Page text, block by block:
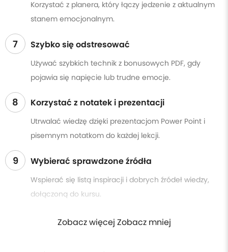
Korzystać z planera, który łączy jedzenie z aktualnym
stanem emocjonalnym.
7 Szybko się odstresować
Używać szybkich technik z bonusowych PDF, gdy
pojawia się napięcie lub trudne emocje.
8 Korzystać z notatek i prezentacji
Utrwalać wiedzę dzięki prezentacjom Power Point i
pisemnym notatkom do każdej lekcji.
9 Wybierać sprawdzone źródła
Wspierać się listą inspiracji i dobrych źródeł wiedzy,
dołączoną do kursu.
Zobacz więcej Zobacz mniej